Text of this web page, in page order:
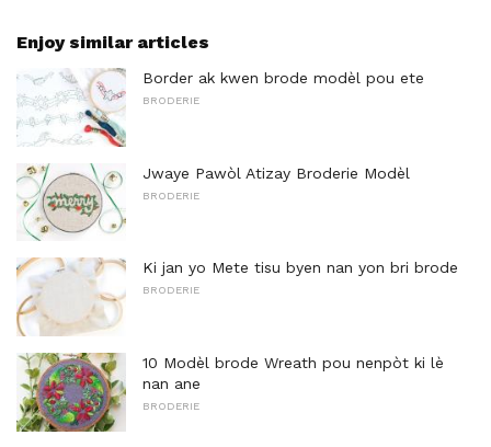
Enjoy similar articles
Border ak kwen brode modèl pou ete
BRODERIE
Jwaye Pawòl Atizay Broderie Modèl
BRODERIE
Ki jan yo Mete tisu byen nan yon bri brode
BRODERIE
10 Modèl brode Wreath pou nenpòt ki lè
nan ane
BRODERIE